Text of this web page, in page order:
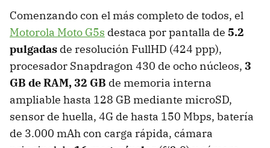
Comenzando con el más completo de todos, el
Motorola Moto G5s destaca por pantalla de 5.2
pulgadas de resolución FullHD (424 ppp),
procesador Snapdragon 430 de ocho núcleos, 3
GB de RAM, 32 GB de memoria interna
ampliable hasta 128 GB mediante microSD,
sensor de huella, 4G de hasta 150 Mbps, batería
de 3.000 mAh con carga rápida, cámara